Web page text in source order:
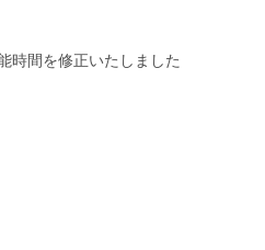
時間を修正いたしました